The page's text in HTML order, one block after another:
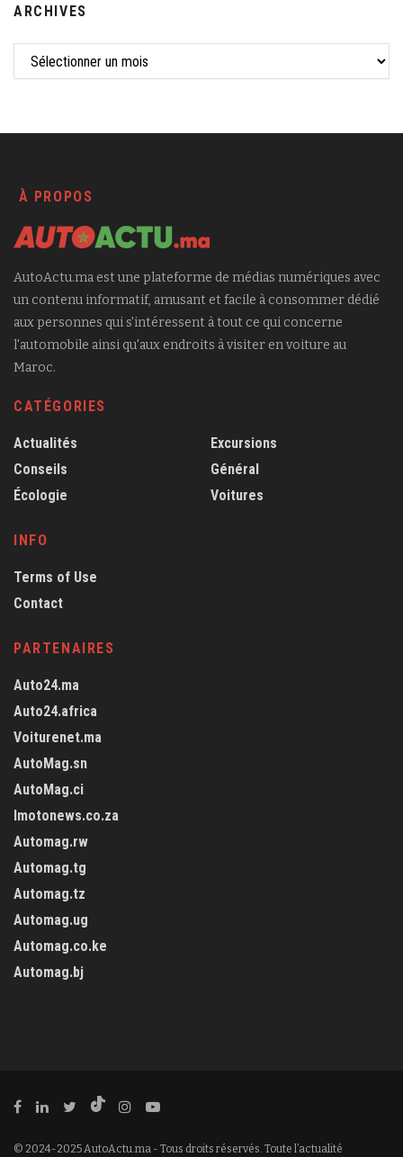
ARCHIVES
À PROPOS
AutoActu.ma est une plateforme de médias numériques avec
un contenu informatif, amusant et facile à consommer dédié
aux personnes qui s'intéressent à tout ce qui concerne
l'automobile ainsi qu'aux endroits à visiter en voiture au
Maroc.
CATÉGORIES
Actualités
Conseils
Écologie
Excursions
Général
Voitures
INFO
Terms of Use
Contact
PARTENAIRES
Auto24.ma
Auto24.africa
Voiturenet.ma
AutoMag.sn
AutoMag.ci
Imotonews.co.za
Automag.rw
Automag.tg
Automag.tz
Automag.ug
Automag.co.ke
Automag.bj
© 2024-2025 AutoActu.ma - Tous droits réservés. Toute l’actualité